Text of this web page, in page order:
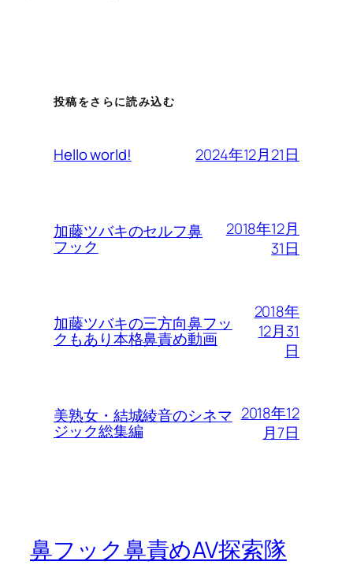
投稿をさらに読み込む
Hello world! 2024年12月21日
加藤ツバキのセルフ鼻
フック
2018年12月
31日
加藤ツバキの三方向鼻フッ
クもあり本格鼻責め動画
2018年
12月31
日
美熟女・結城綾音のシネマ
ジック総集編
2018年12
月7日
鼻フック鼻責めAV探索隊